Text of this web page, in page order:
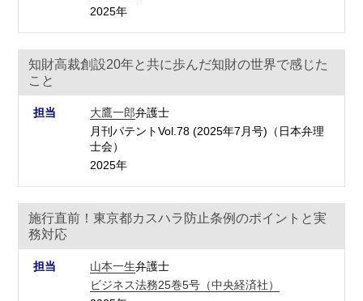
2025年
知財高裁創設20年と共に歩んだ知財の世界で感じた
こと
担当 大鷹一郎弁護士
月刊パテントVol.78 (2025年7月号)（日本弁理
士会）
2025年
施行直前！東京都カスハラ防止条例のポイントと実
務対応
担当 山本一生弁護士
ビジネス法務25巻5号（中央経済社）